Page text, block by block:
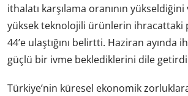
ithalatı karşılama oranının
yüksek teknolojili ürünlerin ihracattaki
44’e ulaştığını belirtti. Haziran ayında
güçlü bir ivme beklediklerini dile
Türkiye’nin küresel ekonomik